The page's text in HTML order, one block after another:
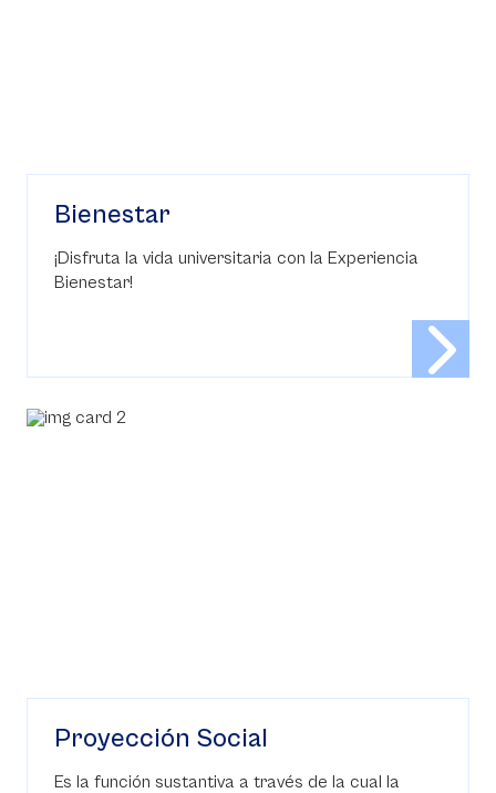
Bienestar
¡Disfruta la vida universitaria con la Experiencia
Bienestar!
Proyección Social
Es la función sustantiva a través de la cual la